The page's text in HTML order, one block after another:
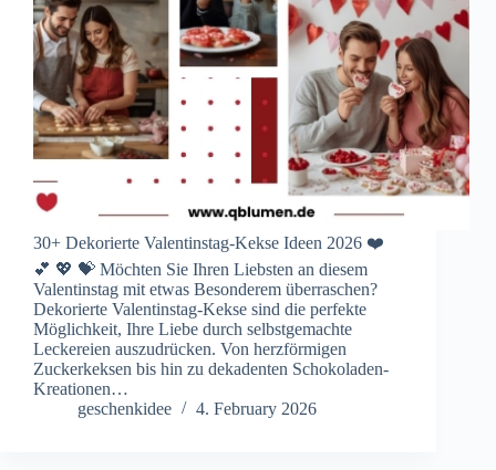
30+ Dekorierte Valentinstag-Kekse Ideen 2026 ❤️
💕 💖 💝 Möchten Sie Ihren Liebsten an diesem
Valentinstag mit etwas Besonderem überraschen?
Dekorierte Valentinstag-Kekse sind die perfekte
Möglichkeit, Ihre Liebe durch selbstgemachte
Leckereien auszudrücken. Von herzförmigen
Zuckerkeksen bis hin zu dekadenten Schokoladen-
Kreationen…
geschenkidee
4. February 2026